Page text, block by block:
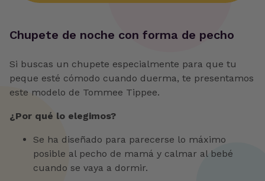
‍Chupete de noche con forma de pecho
Si buscas un chupete especialmente para que tu
peque esté cómodo cuando duerma, te presentamos
este modelo de Tommee Tippee.
¿Por qué lo elegimos?
Se ha diseñado para parecerse lo máximo
posible al pecho de mamá y calmar al bebé
cuando se vaya a dormir.